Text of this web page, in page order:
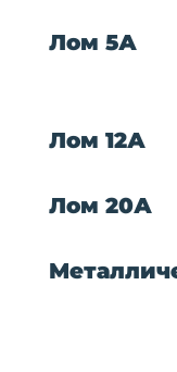
Лом 5А
Лом 12А
Лом 20А